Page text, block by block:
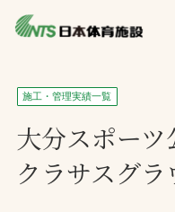
私たちの強み
ニュース
プレスリリース
施工・管理実績一覧
大分スポーツ
クラサスグラ